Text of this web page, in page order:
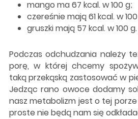
mango ma 67 kcal. w 100 g;
czereśnie mają 61 kcal. w
gruszki mają 57 kcal. w 100 g.
Podczas odchudzania należy
porę, w której chcemy
taką przekąską zastosować w
Jedząc rano owoce dodamy
nasz metabolizm jest o tej
proste nie będą nam się